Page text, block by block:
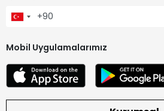
Mobil Uygulamalarımız